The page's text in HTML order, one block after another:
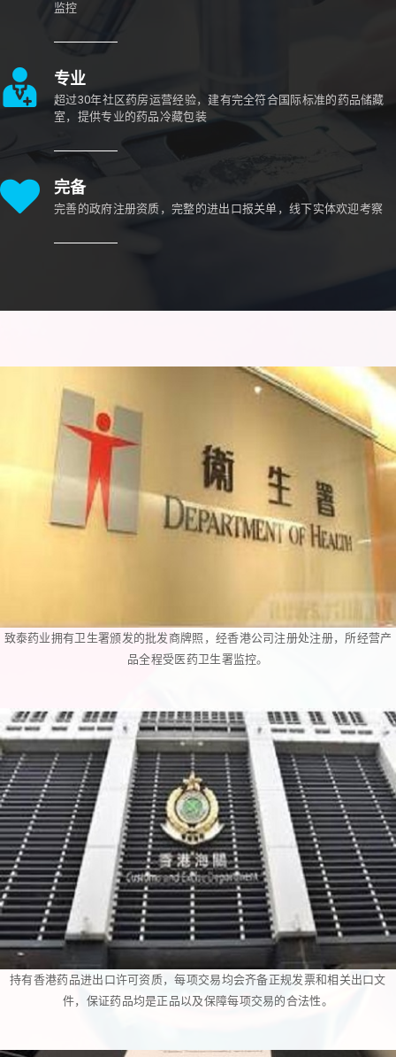
监控
专业
超过30年社区药房运营经验，建有完全符合国际标准的药品储藏
室，提供专业的药品冷藏包装
完备
完善的政府注册资质，完整的进出口报关单，线下实体欢迎考察
致泰药业拥有卫生署颁发的批发商牌照，经香港公司注册处注册，所经营产
品全程受医药卫生署监控。
持有香港药品进出口许可资质，每项交易均会齐备正规发票和相关出口文
件，保证药品均是正品以及保障每项交易的合法性。